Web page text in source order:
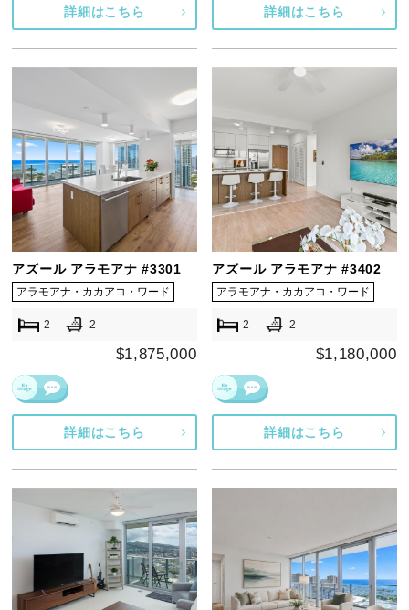
詳細はこちら 詳細はこちら
アズール アラモアナ #3301
アラモアナ・カカアコ・ワード
2 2
$1,875,000
詳細はこちら
アズール アラモアナ #3402
アラモアナ・カカアコ・ワード
2 2
$1,180,000
詳細はこちら